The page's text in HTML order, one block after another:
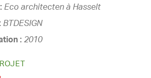
Eco architecten à Hasselt
BTDESIGN
: 2010